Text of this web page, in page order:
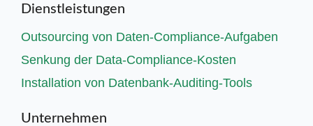
Dienstleistungen
Outsourcing von Daten-Compliance-Aufgaben
Senkung der Data-Compliance-Kosten
Installation von Datenbank-Auditing-Tools
Unternehmen